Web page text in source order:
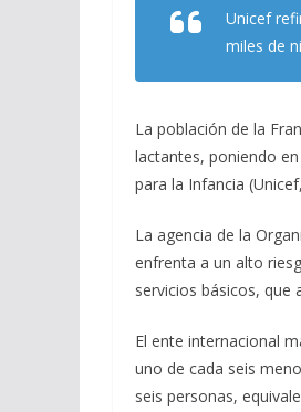
e
b
o
o
k
e
gr
a
m
Unicef
miles de
La población de la
lactantes, poniendo
para la Infancia
La agencia de la
enfrenta a un alto
servicios básicos, que
El ente internacional
uno de cada seis
seis personas,